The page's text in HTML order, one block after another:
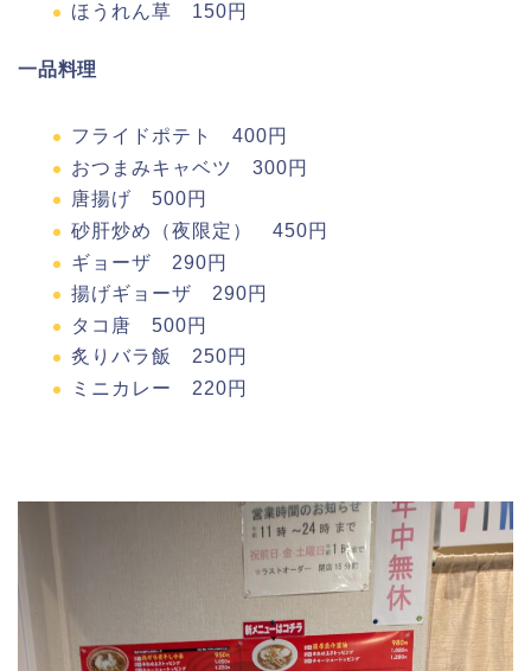
ほうれん草 150円
一品料理
フライドポテト 400円
おつまみキャベツ 300円
唐揚げ 500円
砂肝炒め（夜限定） 450円
ギョーザ 290円
揚げギョーザ 290円
タコ唐 500円
炙りバラ飯 250円
ミニカレー 220円